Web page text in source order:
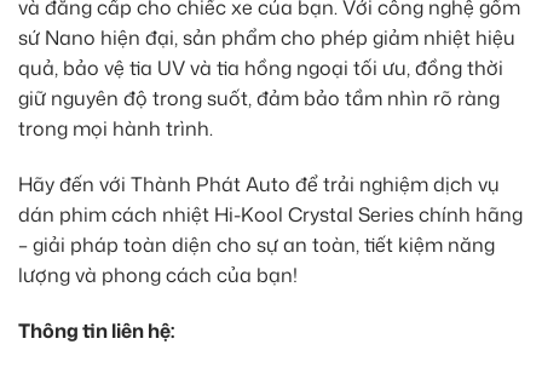
và đẳng cấp cho chiếc xe của bạn. Với công nghệ gốm
sứ Nano hiện đại, sản phẩm cho phép giảm nhiệt hiệu
quả, bảo vệ tia UV và tia hồng ngoại tối ưu, đồng thời
giữ nguyên độ trong suốt, đảm bảo tầm nhìn rõ ràng
trong mọi hành trình.
Hãy đến với Thành Phát Auto để trải nghiệm dịch vụ
dán phim cách nhiệt Hi-Kool Crystal Series chính hãng
– giải pháp toàn diện cho sự an toàn, tiết kiệm năng
lượng và phong cách của bạn!
Thông tin liên hệ: